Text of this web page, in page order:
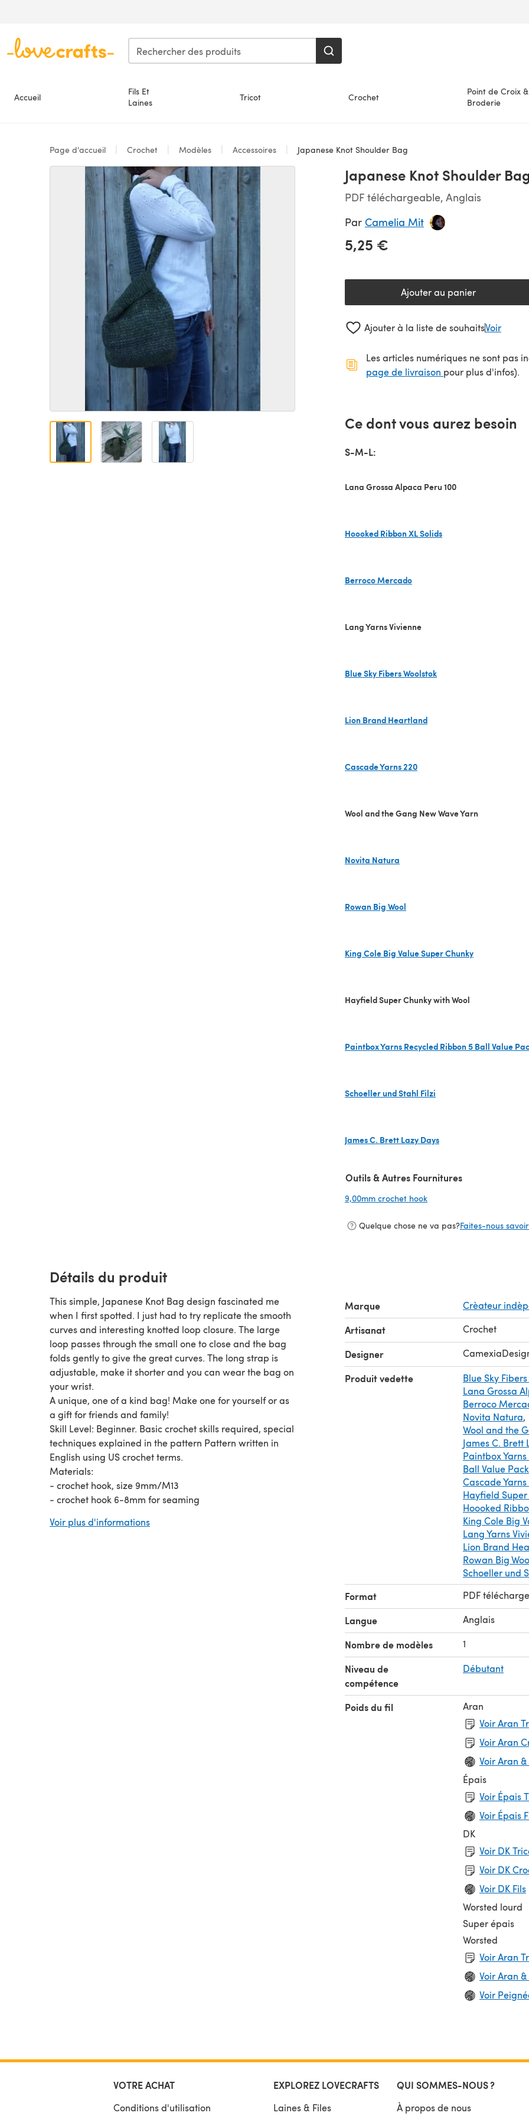
Accueil
Fils Et
Laines
Tricot Crochet
Point de Croix &
Broderie
Page d'accueil Crochet Modèles Accessoires Japanese Knot Shoulder Bag
Japanese Knot Shoulder Bag
PDF téléchargeable, Anglais
Par Camelia Mit
5,25 €
Ajouter au panier
Ajouter à la liste de souhaitsVoir
Les articles numériques ne sont pas
page de livraison (s'ouvre dans un
pour plus d'infos).
Ce dont vous aurez besoin
S-M-L:
Lana Grossa Alpaca Peru 100
Hoooked Ribbon XL Solids
Berroco Mercado
Lang Yarns Vivienne
Blue Sky Fibers Woolstok
Lion Brand Heartland
Cascade Yarns 220
Wool and the Gang New Wave Yarn
Novita Natura
Rowan Big Wool
King Cole Big Value Super Chunky
Hayfield Super Chunky with Wool
Paintbox Yarns Recycled Ribbon 5 Ball Value
Schoeller und Stahl Filzi
James C. Brett Lazy Days
Outils & Autres Fournitures
9,00mm crochet hook
Quelque chose ne va pas?Faites-nous
Détails du produit
This simple, Japanese Knot Bag design fascinated me
when I first spotted. I just had to try replicate the smooth
curves and interesting knotted loop closure. The large
loop passes through the small one to close and the bag
folds gently to give the great curves. The long strap is
adjustable, make it shorter and you can wear the bag on
your wrist.
A unique, one of a kind bag! Make one for yourself or as
a gift for friends and family!
Skill Level: Beginner. Basic crochet skills required, special
techniques explained in the pattern Pattern written in
English using US crochet terms.
Materials:
- crochet hook, size 9mm/M13
- crochet hook 6-8mm for seaming
strands of chunky yarn held together to achieve the bulky
Voir plus d'informations
Marque Crèateur
Artisanat Crochet
Designer
Produit vedette Blue Sky
Lana Grossa
Berroco
Novita Natura,
Wool and the
James C. Brett
Paintbox
Ball Value Pack
Cascade Yarns
Hayfield
Hoooked
King Cole Big
Lang Yarns
Lion Brand
Rowan Big
Schoeller und
Format PDF
Langue Anglais
Nombre de modèles 1
Niveau de
compétence
Débutant
Poids du fil
Aran
Voir Aran
Voir Aran
Voir Aran
Épais
Voir Épais
Voir Épais
DK
Voir DK
Voir DK
Voir DK Fils
Worsted lourd
Super épais
Worsted
Voir Aran
Voir Aran
Voir
VOTRE ACHAT
Conditions d'utilisation
EXPLOREZ LOVECRAFTS
Laines & Files
QUI SOMMES-NOUS ?
À propos de nous